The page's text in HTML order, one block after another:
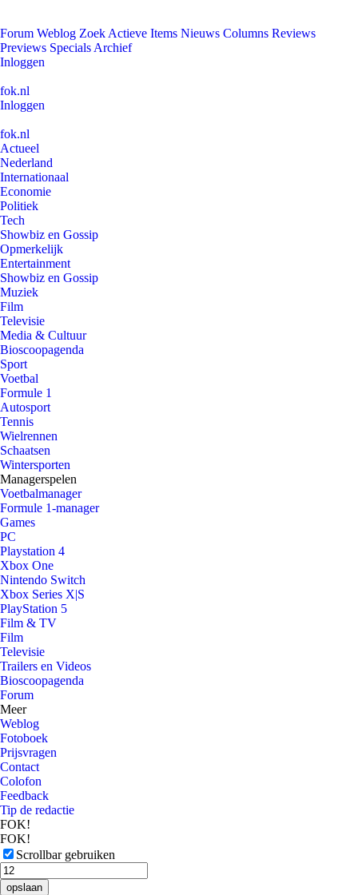
Forum Weblog Zoek Actieve Items Nieuws Columns Reviews
Previews Specials Archief
Inloggen
fok.nl
Inloggen
fok.nl
Actueel
Nederland
Internationaal
Economie
Politiek
Tech
Showbiz en Gossip
Opmerkelijk
Entertainment
Showbiz en Gossip
Muziek
Film
Televisie
Media & Cultuur
Bioscoopagenda
Sport
Voetbal
Formule 1
Autosport
Tennis
Wielrennen
Schaatsen
Wintersporten
Managerspelen
Voetbalmanager
Formule 1-manager
Games
PC
Playstation 4
Xbox One
Nintendo Switch
Xbox Series X|S
PlayStation 5
Film & TV
Film
Televisie
Trailers en Videos
Bioscoopagenda
Forum
Meer
Weblog
Fotoboek
Prijsvragen
Contact
Colofon
Feedback
Tip de redactie
FOK!
FOK!
Scrollbar gebruiken
opslaan